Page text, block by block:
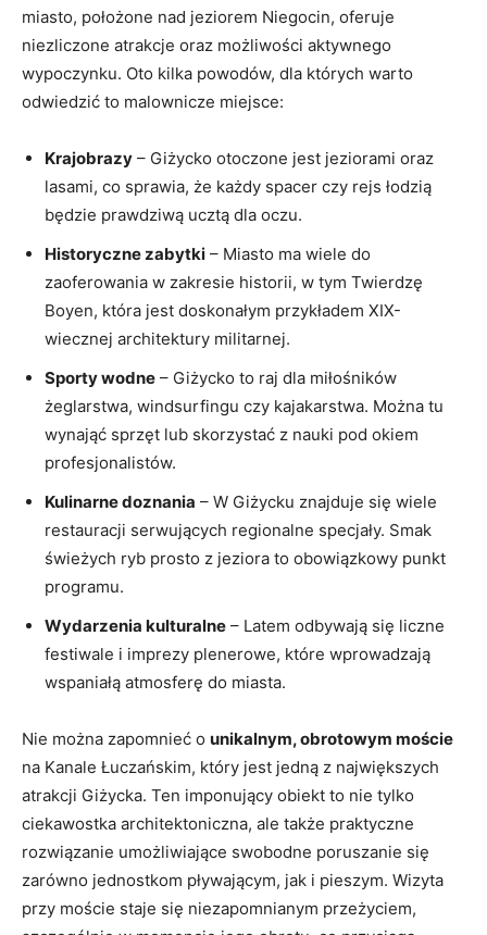
miasto,⁢ położone nad jeziorem Niegocin, oferuje
niezliczone atrakcje oraz ⁢możliwości ​aktywnego
wypoczynku. Oto kilka powodów,⁤ dla których ‌warto
odwiedzić to⁤ malownicze miejsce:
Krajobrazy – Giżycko ‍otoczone jest jeziorami oraz
lasami, co⁤ sprawia, że ⁢każdy spacer czy rejs łodzią
będzie prawdziwą​ ucztą dla oczu.
Historyczne zabytki – ⁤Miasto‌ ma ‍wiele do⁤
zaoferowania ⁤w zakresie historii, w tym Twierdzę
‌Boyen, która jest⁣ doskonałym przykładem XIX-
wiecznej architektury militarnej.
Sporty wodne – Giżycko to raj dla miłośników⁤
żeglarstwa,‍ windsurfingu czy kajakarstwa. Można tu​
wynająć sprzęt lub⁤ skorzystać z⁤ nauki ‌pod okiem
⁣profesjonalistów.
Kulinarne doznania – W​ Giżycku‍ znajduje ⁤się wiele
⁢restauracji⁤ serwujących ⁣regionalne specjały.‌ Smak⁣
świeżych ‌ryb prosto z jeziora to obowiązkowy ​punkt ​
programu.
Wydarzenia kulturalne – Latem odbywają‍ się ⁣liczne⁣
festiwale ‍i imprezy plenerowe, które​ wprowadzają‌
wspaniałą atmosferę do miasta.
Nie można zapomnieć⁣ o unikalnym, obrotowym moście
na Kanale Łuczańskim,⁣ który jest ⁤jedną‍ z ⁣największych
atrakcji Giżycka. Ten imponujący obiekt ‌to nie tylko
ciekawostka architektoniczna, ale także praktyczne‍
rozwiązanie umożliwiające swobodne poruszanie⁤ się
zarówno jednostkom⁣ pływającym, jak i ⁣pieszym. Wizyta
przy moście​ staje⁣ się niezapomnianym przeżyciem,